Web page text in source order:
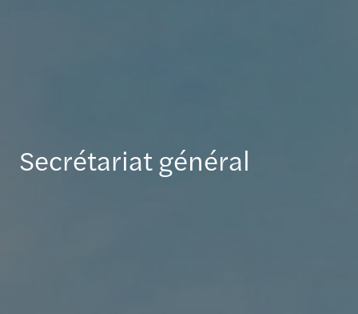
Secrétariat général